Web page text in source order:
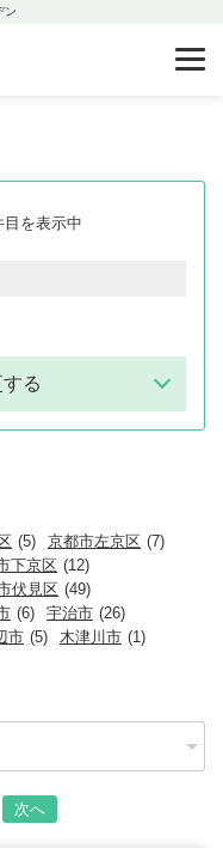
ン
目を表示中
る
(5) 京都市左京区 (7)
下京区 (12)
伏見区 (49)
(6) 宇治市 (26)
市 (5) 木津川市 (1)
次へ